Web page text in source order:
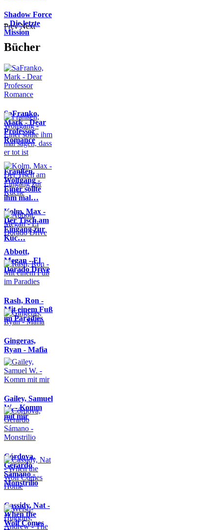
Shadow Force
– Die letzte
Mission
Prev Next
Bücher
SaFranko,
Mark - Dear
Professor
Romance
Franßen,
Wolfgang -
Einer sollte
ihm mal…
Kolm, Max -
Der Tisch am
Eingang zur
Küc…
Abbott,
Megan - El
Dorado Drive
Rash, Ron -
Mit einem Fuß
im Paradies
Gingeras,
Ryan - Mafia
Gailey, Samuel
W. - Komm
mit mir
Córdova,
Gerardo
Sámano -
Monstrilio
Cassidy, Nat -
When the
Wolf Comes